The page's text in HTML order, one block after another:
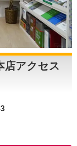
店アクセス